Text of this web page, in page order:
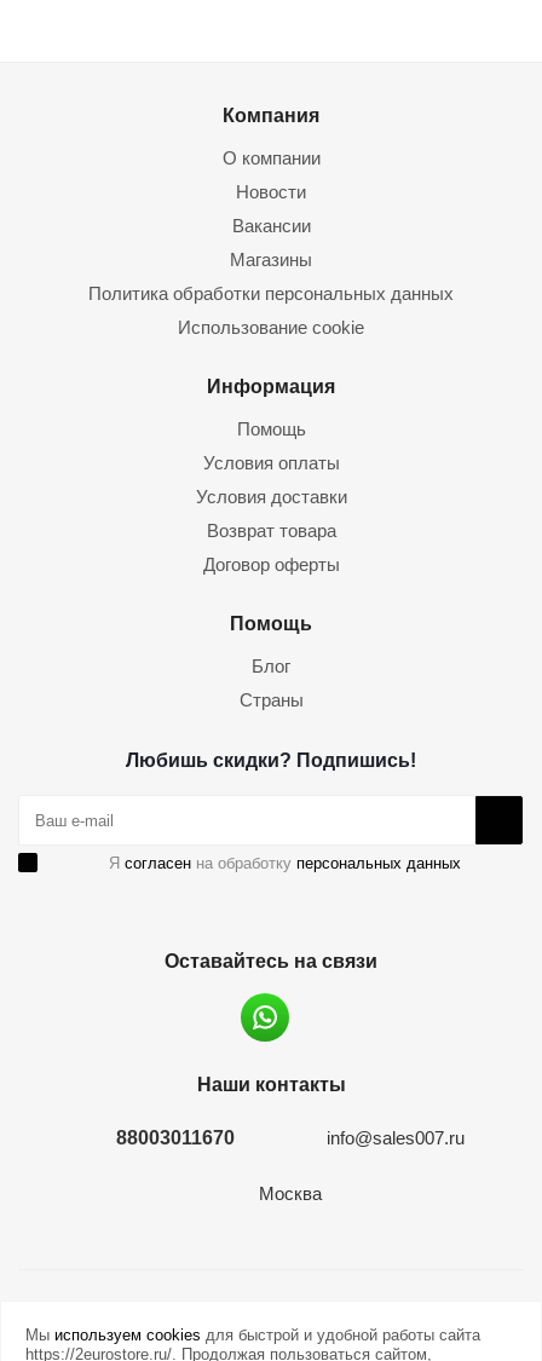
Компания
О компании
Новости
Вакансии
Магазины
Политика обработки персональных данных
Использование cookie
Информация
Помощь
Условия оплаты
Условия доставки
Возврат товара
Договор оферты
Помощь
Блог
Страны
Любишь скидки? Подпишись!
Я согласен на обработку персональных данных
Оставайтесь на связи
Наши контакты
88003011670 info@sales007.ru
Москва
Мы используем cookies для быстрой и удобной работы сайта
https://2eurostore.ru/. Продолжая пользоваться сайтом,